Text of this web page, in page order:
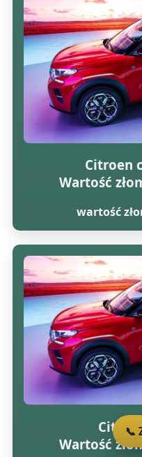
Citroen
Wartość
wartość
Wartość
📞